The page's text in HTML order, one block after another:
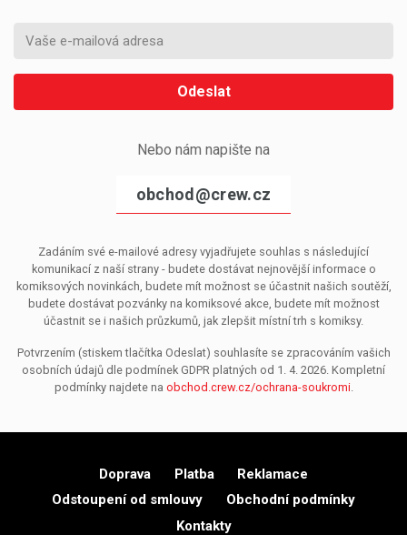
Odeslat
Nebo nám napište na
obchod@crew.cz
Zadáním své e-mailové adresy vyjadřujete souhlas s následující
komunikací z naší strany - budete dostávat nejnovější informace o
komiksových novinkách, budete mít možnost se účastnit našich soutěží,
budete dostávat pozvánky na komiksové akce, budete mít možnost
účastnit se i našich průzkumů, jak zlepšit místní trh s komiksy.
Potvrzením (stiskem tlačítka Odeslat) souhlasíte se zpracováním vašich
osobních údajů dle podmínek GDPR platných od 1. 4. 2026. Kompletní
podmínky najdete na obchod.crew.cz/ochrana-soukromi.
Doprava Platba
Reklamace
Odstoupení od smlouvy
Obchodní podmínky
Kontakty